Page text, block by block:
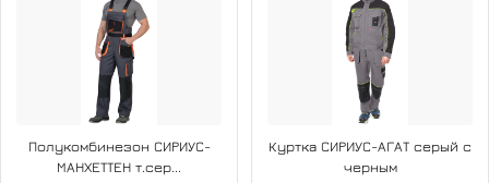
Полукомбинезон СИРИУС-
МАНХЕТТЕН т.сер...
Куртка СИРИУС-АГАТ серый с
черным